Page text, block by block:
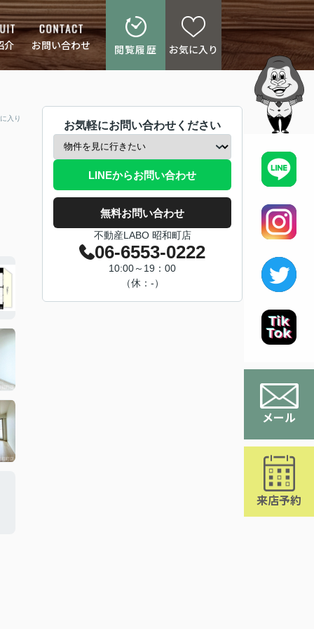
介 お問い合わせ 閲覧履歴 お気に入り
メール
来店予約
入り
お気軽にお問い合わせください
LINEからお問い合わせ
無料お問い合わせ
不動産LABO 昭和町店
06-6553-0222
10:00～19：00
（休：-）